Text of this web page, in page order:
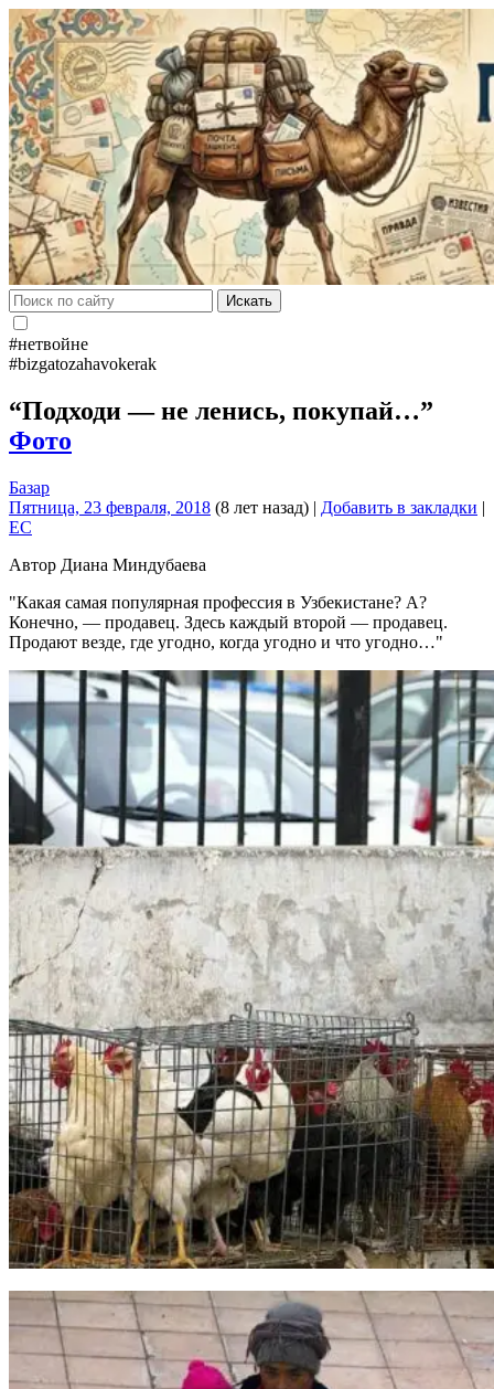
Искать
#нетвойне
#bizgatozahavokerak
“Подходи — не ленись, покупай…”
Фото
Базар
Пятница, 23 февраля, 2018 (8 лет назад) | Добавить в закладки |
EC
Автор Диана Миндубаева
Какая самая популярная профессия в Узбекистане? А?
Конечно, — продавец. Здесь каждый второй — продавец.
Продают везде, где угодно, когда угодно и что угодно…